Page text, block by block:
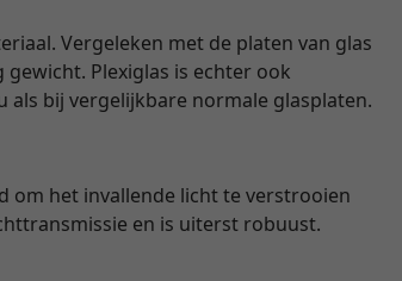
Vergeleken met de platen van glas
Plexiglas is echter ook
als bij vergelijkbare normale glasplaten.
om het invallende licht te verstrooien
en is uiterst robuust.